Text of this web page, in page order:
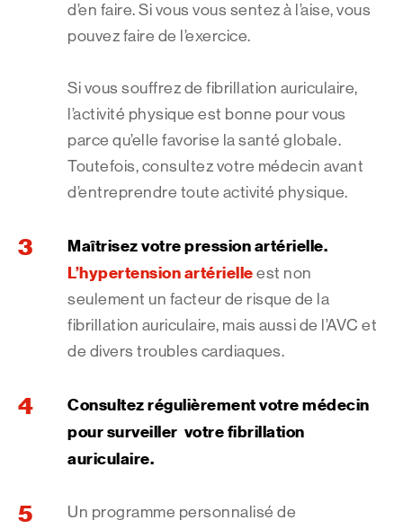
d’en faire. Si vous vous sentez à l’aise, vous
pouvez faire de l’exercice.
Si vous souffrez de fibrillation auriculaire,
l’activité physique est bonne pour vous
parce qu’elle favorise la santé globale.
Toutefois, consultez votre médecin avant
d’entreprendre toute activité physique.
Maîtrisez votre pression artérielle.
L’hypertension artérielle est non
seulement un facteur de risque de la
fibrillation auriculaire, mais aussi de l’AVC et
de divers troubles cardiaques.
Consultez régulièrement votre médecin
pour surveiller votre fibrillation
auriculaire.
Un programme personnalisé de